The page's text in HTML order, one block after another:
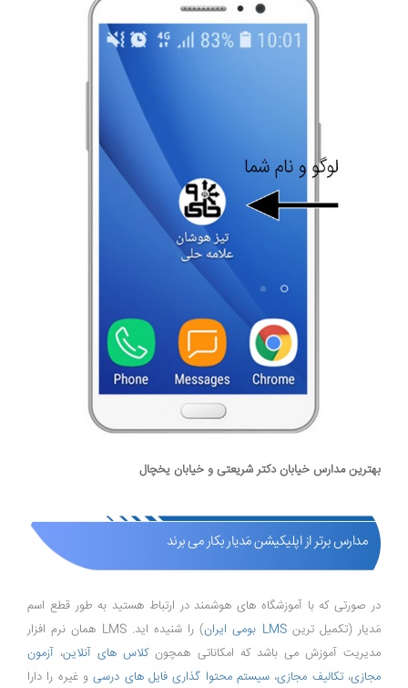
بهترین مدارس خیابان دکتر شریعتی و خیابان یخچال
مدارس برتر از اپلیکیشن مَدیار بکار می برند
در صورتی که با آموزشگاه های هوشمند در ارتباط هستید به طور قطع اسم
مَدیار (تکمیل ترینLMS بومی ایران
) را شنیده اید. LMS همان نرم افزار
مدیریت آموزش می باشد که امکاناتی همچونکلاس های آنلاین، آزمون
مجازی،تکالیف مجازی، سیستم محتوا گذاری فایل های درسیو غیره را دارا